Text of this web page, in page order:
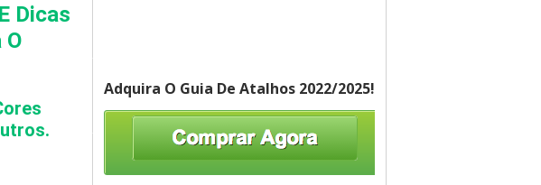
Dicas
O
Adquira O Guia De Atalhos 2022/2025!